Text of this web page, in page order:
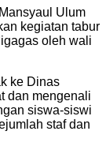
Ulum
kegiatan tabur
oleh wali
ke Dinas
dan mengenali
siswa-siswi
staf dan